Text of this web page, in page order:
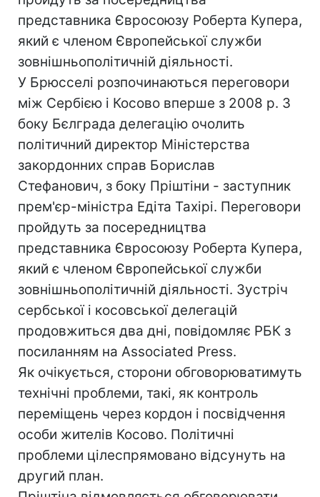
представника Євросоюзу Роберта Купера,
який є членом Європейської служби
зовнішньополітичній діяльності.
У Брюсселі розпочинаються переговори
між Сербією і Косово вперше з 2008 р. З
боку Бєлграда делегацію очолить
політичний директор Міністерства
закордонних справ Борислав
Стефанович, з боку Пріштіни - заступник
прем'єр-міністра Едіта Тахірі. Переговори
пройдуть за посередництва
представника Євросоюзу Роберта Купера,
який є членом Європейської служби
зовнішньополітичній діяльності. Зустріч
сербської і косовської делегацій
продовжиться два дні, повідомляє РБК з
посиланням на Associated Press.
Як очікується, сторони обговорюватимуть
технічні проблеми, такі, як контроль
переміщень через кордон і посвідчення
особи жителів Косово. Політичні
проблеми цілеспрямовано відсунуть на
другий план.